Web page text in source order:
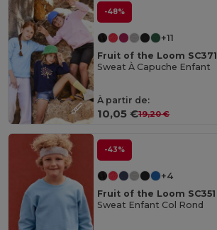
-48%
+11
Fruit of the Loom SC371
Sweat À Capuche Enfant
À partir de:
10,05 €19,20 €
-43%
+4
Fruit of the Loom SC351
Sweat Enfant Col Rond